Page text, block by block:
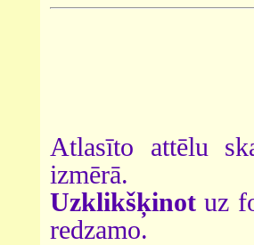
Atlasīto attēlu
izmērā.
Uzklikšķinot uz
redzamo.